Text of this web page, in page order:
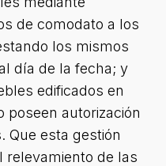
de comodato a los
los mismos
día de la fecha; y
edificados en
poseen autorización
Que esta gestión
relevamiento de las